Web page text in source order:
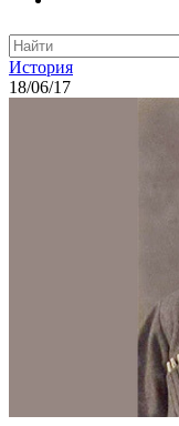
История
18/06/17